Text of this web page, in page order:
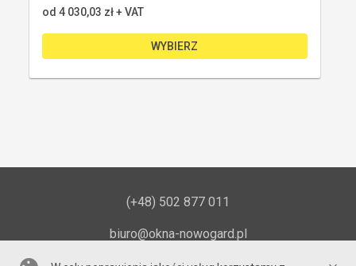
od 4 030,03 zł + VAT
WYBIERZ
(+48) 502 877 011